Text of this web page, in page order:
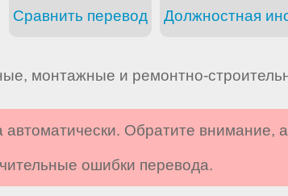
Должностная
Сравнить перевод
монтажные и ремонтно-
Обратите внимание,
ошибки перевода.